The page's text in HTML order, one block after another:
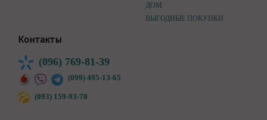
ДОМ
ВЫГОДНЫЕ ПОКУПКИ
Контакты
(096) 769-81-39
(099) 495-13-65
(093) 159-93-78